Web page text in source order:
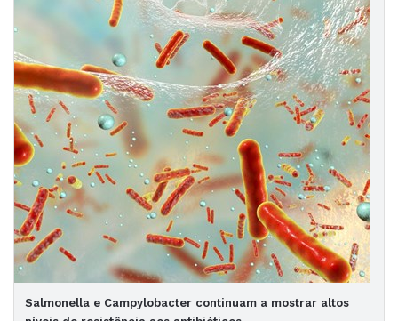
Salmonella e Campylobacter continuam a mostrar altos